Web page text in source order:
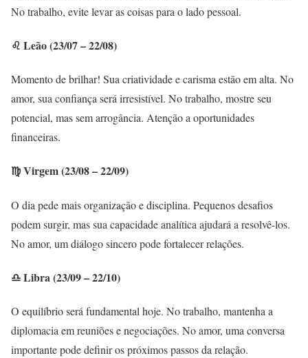
No trabalho, evite levar as coisas para o lado pessoal.
♌ Leão (23/07 – 22/08)
Momento de brilhar! Sua criatividade e carisma estão em alta. No
amor, sua confiança será irresistível. No trabalho, mostre seu
potencial, mas sem arrogância. Atenção a oportunidades
financeiras.
♍ Virgem (23/08 – 22/09)
O dia pede mais organização e disciplina. Pequenos desafios
podem surgir, mas sua capacidade analítica ajudará a resolvê-los.
No amor, um diálogo sincero pode fortalecer relações.
♎ Libra (23/09 – 22/10)
O equilíbrio será fundamental hoje. No trabalho, mantenha a
diplomacia em reuniões e negociações. No amor, uma conversa
importante pode definir os próximos passos da relação.